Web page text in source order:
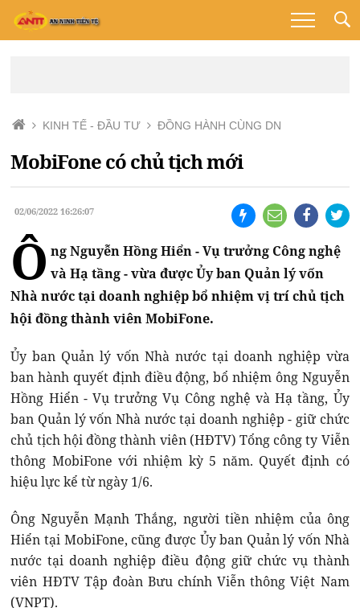
KINH TẾ - ĐẦU TƯ ĐỒNG HÀNH CÙNG DN
MobiFone có chủ tịch mới
02/06/2022 16:26:07
Ô ng Nguyễn Hồng Hiển - Vụ trưởng Công nghệ
và Hạ tầng - vừa được Ủy ban Quản lý vốn
Nhà nước tại doanh nghiệp bổ nhiệm vị trí chủ tịch
hội đồng thành viên MobiFone.
Ủy ban Quản lý vốn Nhà nước tại doanh nghiệp vừa
ban hành quyết định điều động, bổ nhiệm ông Nguyễn
Hồng Hiển - Vụ trưởng Vụ Công nghệ và Hạ tầng, Ủy
ban Quản lý vốn Nhà nước tại doanh nghiệp - giữ chức
chủ tịch hội đồng thành viên (HĐTV) Tổng công ty Viễn
thông MobiFone với nhiệm kỳ 5 năm. Quyết định có
hiệu lực kể từ ngày 1/6.
Ông Nguyễn Mạnh Thắng, người tiền nhiệm của ông
Hiển tại MobiFone, cũng được Ủy ban Quản lý vốn Nhà
nước tại doanh nghiệp điều động giữ chức vụ thành
viên HĐTV Tập đoàn Bưu chính Viễn thông Việt Nam
(VNPT).